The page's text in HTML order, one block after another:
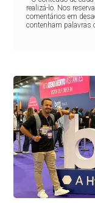
realizá-lo. Nos
comentários em
contenham palavras